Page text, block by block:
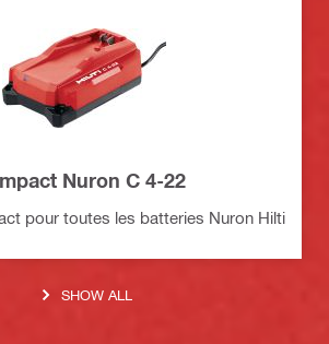
Nuron C 4-22
pour toutes les batteries Nuron Hilti
SHOW ALL